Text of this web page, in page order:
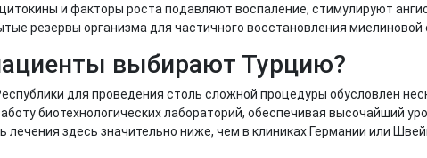
и факторы роста подавляют воспаление, стимулируют
резервы организма для частичного восстановления миелиновой
выбирают Турцию?
для проведения столь сложной процедуры обусловлен
биотехнологических лабораторий, обеспечивая высочайший
лечения здесь значительно ниже, чем в клиниках Германии или